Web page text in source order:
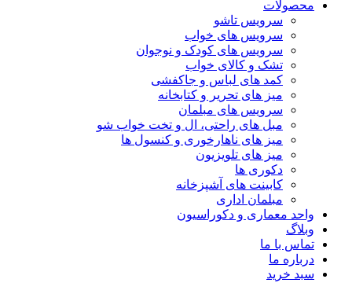
محصولات
سرویس تاشو
سرویس های خواب
سرویس های کودک و نوجوان
تشک و کالای خواب
کمد های لباس و جاکفشی
میز های تحریر و کتابخانه
سرویس های مبلمان
مبل های راحتی، ال و تخت خواب شو
میز های ناهارخوری و کنسول ها
میز های تلویزیون
دکوری ها
کابینت های آشپزخانه
مبلمان اداری
واحد معماری و دکوراسیون
وبلاگ
تماس با ما
درباره ما
سبد خرید